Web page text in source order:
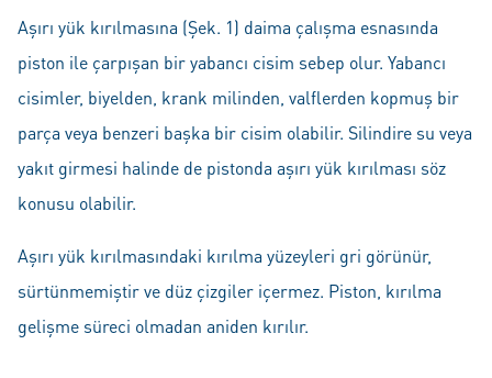
Aşırı yük kırılmasına (Şek. 1) daima çalışma esnasında
piston ile çarpışan bir yabancı cisim sebep olur. Yabancı
cisimler, biyelden, krank milinden, valflerden kopmuş bir
parça veya benzeri başka bir cisim olabilir. Silindire su veya
yakıt girmesi halinde de pistonda aşırı yük kırılması söz
konusu olabilir.
Aşırı yük kırılmasındaki kırılma yüzeyleri gri görünür,
sürtünmemiştir ve düz çizgiler içermez. Piston, kırılma
gelişme süreci olmadan aniden kırılır.